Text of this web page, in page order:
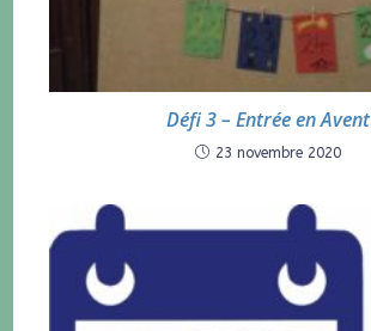
Défi 3 – Entrée en Avent
23 novembre 2020